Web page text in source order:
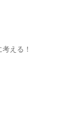
える！